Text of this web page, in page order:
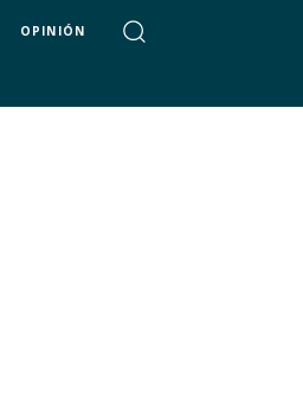
OPINIÓN